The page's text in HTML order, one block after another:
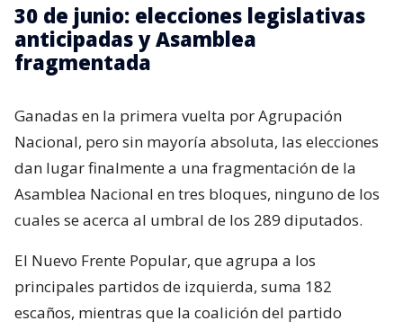
30 de junio: elecciones legislativas
anticipadas y Asamblea
fragmentada
Ganadas en la primera vuelta por Agrupación
Nacional, pero sin mayoría absoluta, las elecciones
dan lugar finalmente a una fragmentación de la
Asamblea Nacional en tres bloques, ninguno de los
cuales se acerca al umbral de los 289 diputados.
El Nuevo Frente Popular, que agrupa a los
principales partidos de izquierda, suma 182
escaños, mientras que la coalición del partido